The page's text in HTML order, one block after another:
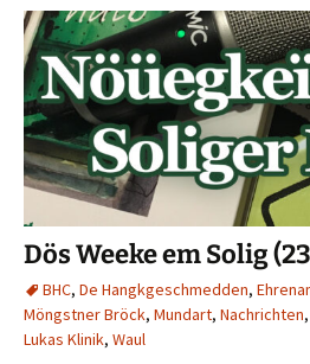
Dös Weeke em Solig
BHC, De Hangkgeschmedden,
Möngstner Bröck, Mundart, Nachrichten,
Lukas Klinik, Waul